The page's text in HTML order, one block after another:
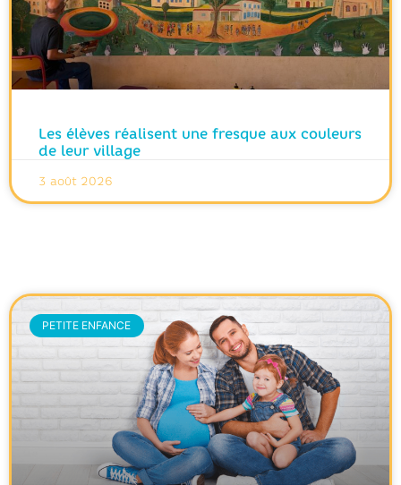
Les élèves réalisent une fresque aux couleurs
de leur village
3 août 2026
PETITE ENFANCE